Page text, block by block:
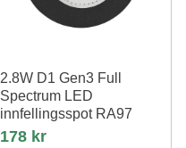
2.8W D1 Gen3 Full
Spectrum LED
innfellingsspot RA97
Svart, 2700K
178 kr